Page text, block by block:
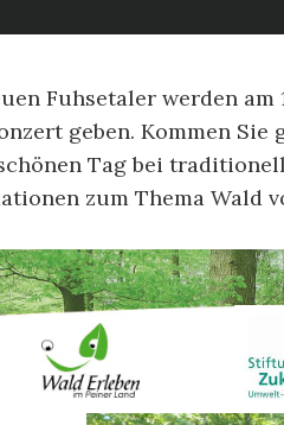
Fuhsetaler werden
geben. Kommen
Tag bei
zum Thema Wald